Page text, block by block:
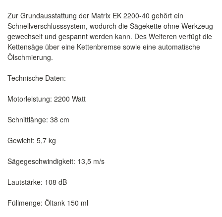
Zur Grundausstattung der Matrix EK 2200-40 gehört ein
Schnellverschlusssystem, wodurch die Sägekette ohne Werkzeug
gewechselt und gespannt werden kann. Des Weiteren verfügt die
Kettensäge über eine Kettenbremse sowie eine automatische
Ölschmierung.
Technische Daten:
Motorleistung: 2200 Watt
Schnittlänge: 38 cm
Gewicht: 5,7 kg
Sägegeschwindigkeit: 13,5 m/s
Lautstärke: 108 dB
Füllmenge: Öltank 150 ml